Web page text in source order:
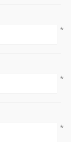
*
*
*